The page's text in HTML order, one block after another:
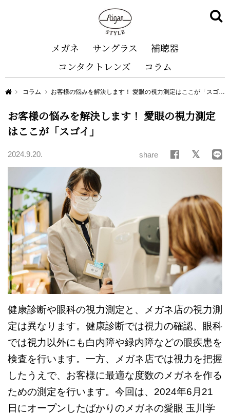
メガネ サングラス
補聴器
コンタクトレンズ
コラム
Aigan STYLE（メガネ・めがね）
コラム お客様の悩みを解決します！ 愛眼の視力測定はここが「スゴイ」
お客様の悩みを解決します！ 愛眼の視力測定
はここが「スゴイ」
2024.9.20. share
健康診断や眼科の視力測定と、メガネ店の視力測
定は異なります。健康診断では視力の確認、眼科
では視力以外にも白内障や緑内障などの眼疾患を
検査を行います。一方、メガネ店では視力を把握
したうえで、お客様に最適な度数のメガネを作る
ための測定を行います。今回は、2024年6月21
日にオープンしたばかりのメガネの愛眼 玉川学